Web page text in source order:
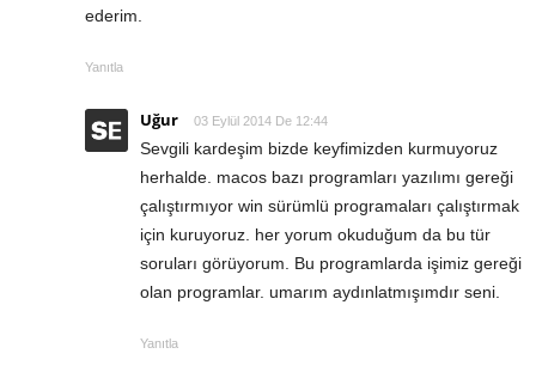
ederim.
Yanıtla
Uğur 03 Eylül 2014 De 12:44
Sevgili kardeşim bizde keyfimizden kurmuyoruz
herhalde. macos bazı programları yazılımı gereği
çalıştırmıyor win sürümlü programaları çalıştırmak
için kuruyoruz. her yorum okuduğum da bu tür
soruları görüyorum. Bu programlarda işimiz gereği
olan programlar. umarım aydınlatmışımdır seni.
Yanıtla